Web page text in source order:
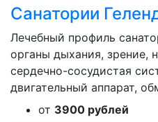
Санатории
Лечебный профиль
органы дыхания, зрение,
сердечно-сосудистая
двигательный аппарат,
от 3900 рублей